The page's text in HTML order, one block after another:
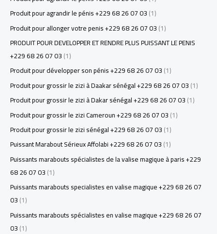
Produit pour agrandir le pénis +229 68 26 07 03(1)
Produit pour allonger votre penis +229 68 26 07 03(1)
PRODUIT POUR DEVELOPPER ET RENDRE PLUS PUISSANT LE PENIS
+229 68 26 07 03(1)
Produit pour développer son pénis +229 68 26 07 03(1)
Produit pour grossir le zizi à Daakar sénégal +229 68 26 07 03(1)
Produit pour grossir le zizi à Dakar sénégal +229 68 26 07 03(1)
Produit pour grossir le zizi Cameroun +229 68 26 07 03(1)
Produit pour grossir le zizi sénégal +229 68 26 07 03(1)
Puissant Marabout Sérieux Affolabi +229 68 26 07 03(1)
Puissants marabouts spécialistes de la valise magique à paris +229
68 26 07 03(1)
Puissants marabouts specialistes en valise magique +229 68 26 07
03(1)
Puissants marabouts spécialistes en valise magique +229 68 26 07
03(1)